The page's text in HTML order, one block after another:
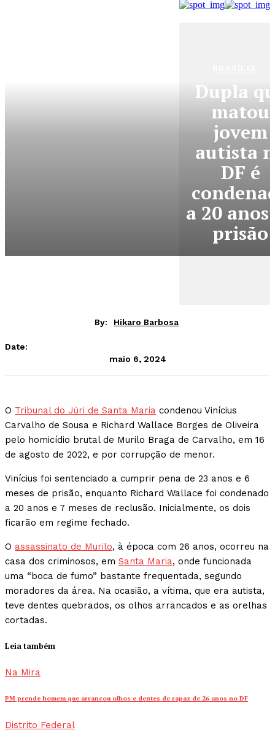
Dupla
matou
jovem
autista
DF é
a 20 anos
prisão
By: Hikaro Barbosa
Date:
maio 6, 2024
O Tribunal do Júri de Santa Maria condenou Vinícius
Carvalho de Sousa e Richard Wallace Borges de Oliveira
pelo homicídio brutal de Murilo Braga de Carvalho, em 16
de agosto de 2022, e por corrupção de menor.
Vinícius foi sentenciado a cumprir pena de 23 anos e 6
meses de prisão, enquanto Richard Wallace foi condenado
a 20 anos e 7 meses de reclusão. Inicialmente, os dois
ficarão em regime fechado.
O assassinato de Murilo, à época com 26 anos, ocorreu na
casa dos criminosos, em Santa Maria, onde funcionada
uma “boca de fumo” bastante frequentada, segundo
moradores da área. Na ocasião, a vítima, que era autista,
teve dentes quebrados, os olhos arrancados e as orelhas
cortadas.
Leia também
Na Mira
PM prende homem que arrancou olhos e dentes de rapaz de 26 anos no DF
Distrito Federal